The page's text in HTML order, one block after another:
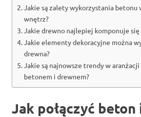
Jakie są zalety wykorzystania betonu
wnętrz?
Jakie drewno najlepiej komponuje
Jakie elementy dekoracyjne można
drewna?
Jakie są najnowsze trendy w
betonem i drewnem?
Jak połączyć